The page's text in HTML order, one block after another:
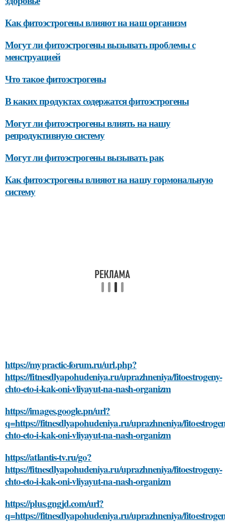
Как фитоэстрогены влияют на наш организм
Могут ли фитоэстрогены вызывать проблемы с
менструацией
Что такое фитоэстрогены
В каких продуктах содержатся фитоэстрогены
Могут ли фитоэстрогены влиять на нашу
репродуктивную систему
Могут ли фитоэстрогены вызывать рак
Как фитоэстрогены влияют на нашу гормональную
систему
https://mypractic-forum.ru/url.php?
https://fitnesdlyapohudeniya.ru/uprazhneniya/fitoestrogeny-
chto-eto-i-kak-oni-vliyayut-na-nash-organizm
https://images.google.pn/url?
q=https://fitnesdlyapohudeniya.ru/uprazhneniya/
chto-eto-i-kak-oni-vliyayut-na-nash-organizm
https://atlantis-tv.ru/go?
https://fitnesdlyapohudeniya.ru/uprazhneniya/fitoestrogeny-
chto-eto-i-kak-oni-vliyayut-na-nash-organizm
https://plus.gngjd.com/url?
q=https://fitnesdlyapohudeniya.ru/uprazhneniya/